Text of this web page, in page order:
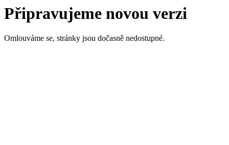
Připravujeme novou verzi
Omlouváme se, stránky jsou dočasně nedostupné.